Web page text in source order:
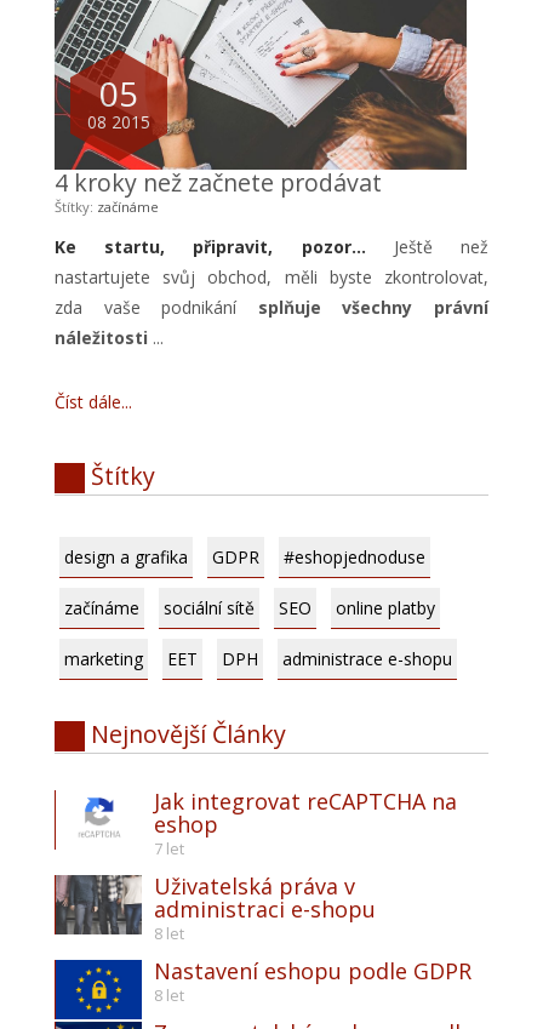
05
08 2015
4 kroky než začnete prodávat
Štítky: začínáme
Ke startu, připravit, pozor... Ještě než
nastartujete svůj obchod, měli byste zkontrolovat,
zda vaše podnikání splňuje všechny právní
náležitosti ...
Číst dále
Štítky
design a grafika GDPR #eshopjednoduse
začínáme sociální sítě SEO online platby
marketing EET DPH administrace e-shopu
NejnovějšíČlánky
Jak integrovat reCAPTCHA na
eshop
7 let
Uživatelská práva v
administraci e-shopu
8 let
Nastavení eshopu podle GDPR
8 let